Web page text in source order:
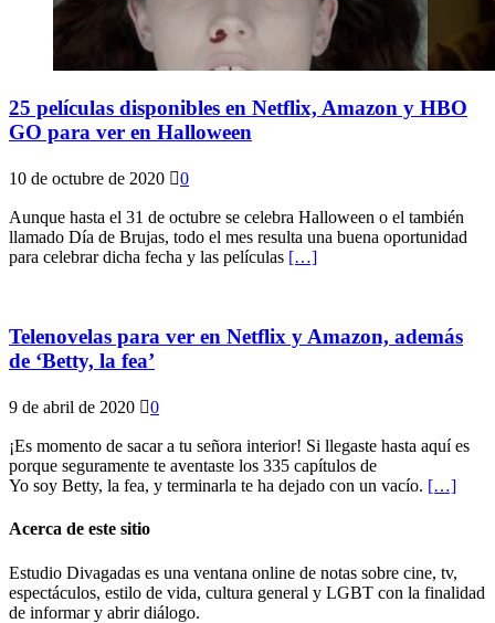
25 películas disponibles en Netflix, Amazon y HBO
GO para ver en Halloween
10 de octubre de 2020 0
Aunque hasta el 31 de octubre se celebra Halloween o el también
llamado Día de Brujas, todo el mes resulta una buena oportunidad
para celebrar dicha fecha y las películas […]
Telenovelas para ver en Netflix y Amazon, además
de ‘Betty, la fea’
9 de abril de 2020 0
¡Es momento de sacar a tu señora interior! Si llegaste hasta aquí es
porque seguramente te aventaste los 335 capítulos de
Yo soy Betty, la fea, y terminarla te ha dejado con un vacío. […]
Acerca de este sitio
Estudio Divagadas es una ventana online de notas sobre cine, tv,
espectáculos, estilo de vida, cultura general y LGBT con la finalidad
de informar y abrir diálogo.